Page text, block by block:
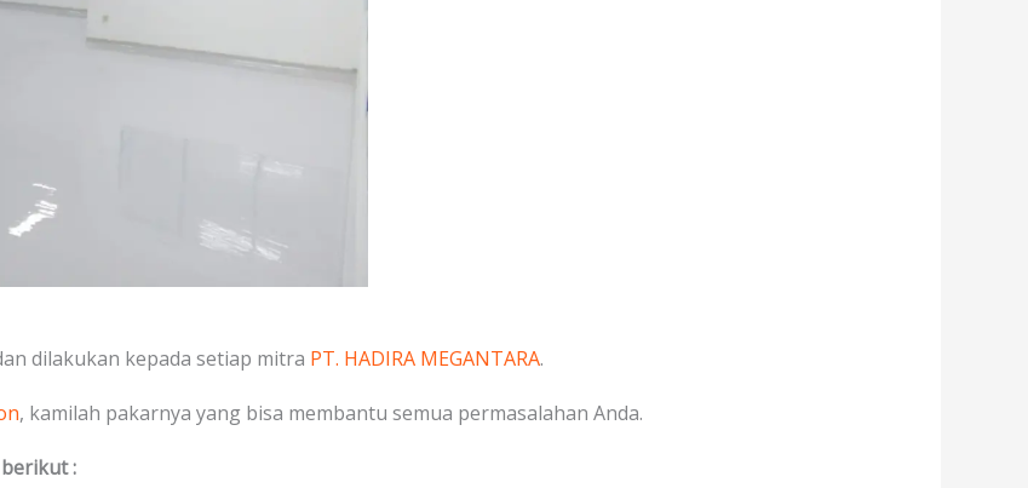
dilakukan kepada setiap mitra PT. HADIRA MEGANTARA.
, kamilah pakarnya yang bisa membantu semua permasalahan Anda.
: